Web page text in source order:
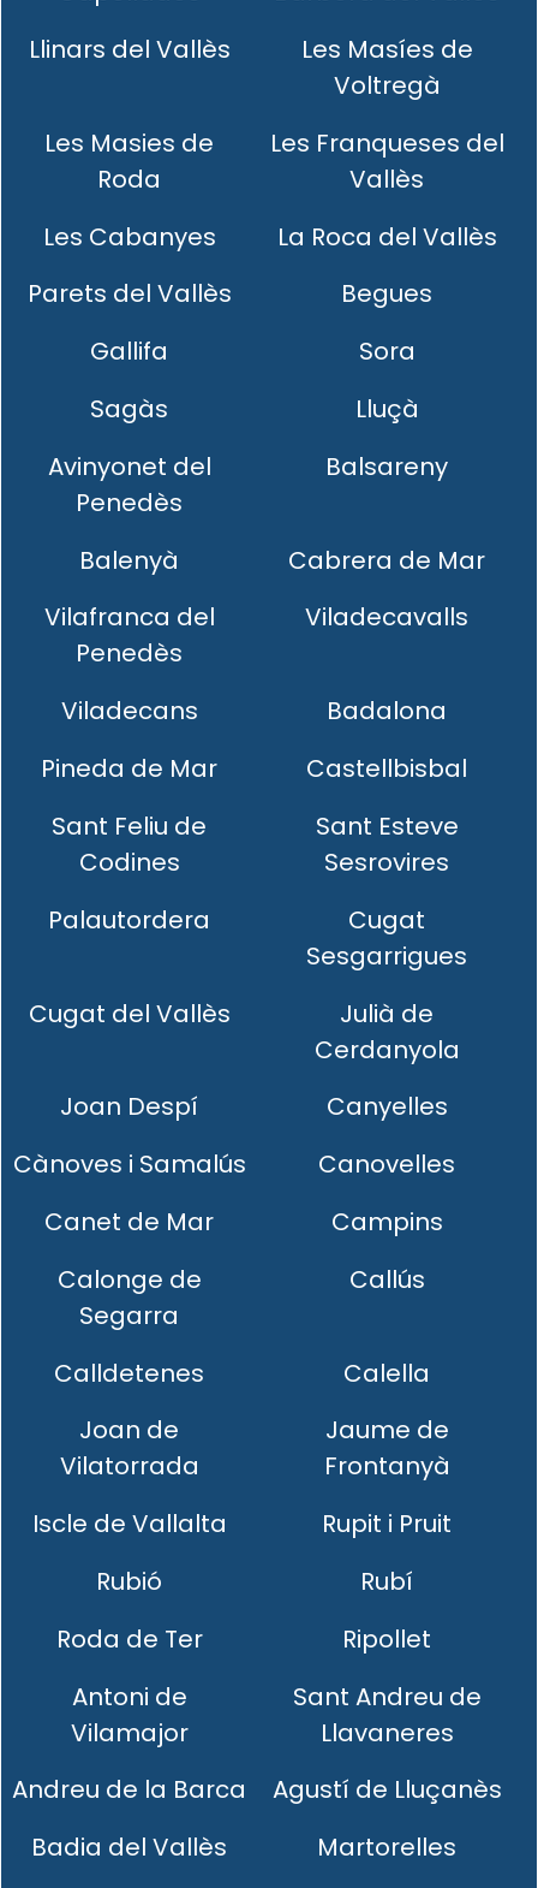
Llinars del Vallès
Les Masíes de
Voltregà
Les Masies de
Roda
Les Franqueses del
Vallès
Les Cabanyes
La Roca del Vallès
Parets del Vallès
Begues
Gallifa
Sora
Sagàs
Lluçà
Avinyonet del
Penedès
Balsareny
Balenyà
Cabrera de Mar
Vilafranca del
Penedès
Viladecavalls
Viladecans
Badalona
Pineda de Mar
Castellbisbal
Sant Feliu de
Codines
Sant Esteve
Sesrovires
Palautordera
Cugat
Sesgarrigues
Cugat del Vallès
Julià de
Cerdanyola
Joan Despí
Canyelles
Cànoves i Samalús
Canovelles
Canet de Mar
Campins
Calonge de
Segarra
Callús
Calldetenes
Calella
Joan de
Vilatorrada
Jaume de
Frontanyà
Iscle de Vallalta
Rupit i Pruit
Rubió
Rubí
Roda de Ter
Ripollet
Antoni de
Vilamajor
Sant Andreu de
Llavaneres
Andreu de la Barca
Agustí de Lluçanès
Badia del Vallès
Martorelles